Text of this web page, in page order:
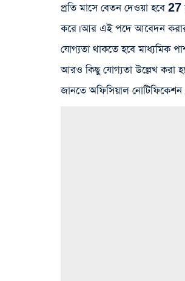
প্রতি মাসে বেতন দেওয়া হবে
করে। আর এই পদে আবেদন
যোগ্যতা থাকতে হবে মাধ্যমিক
আরও কিছু যোগ্যতা উল্লেখ করা
জানতে অফিসিয়াল নোটিফিকেশন